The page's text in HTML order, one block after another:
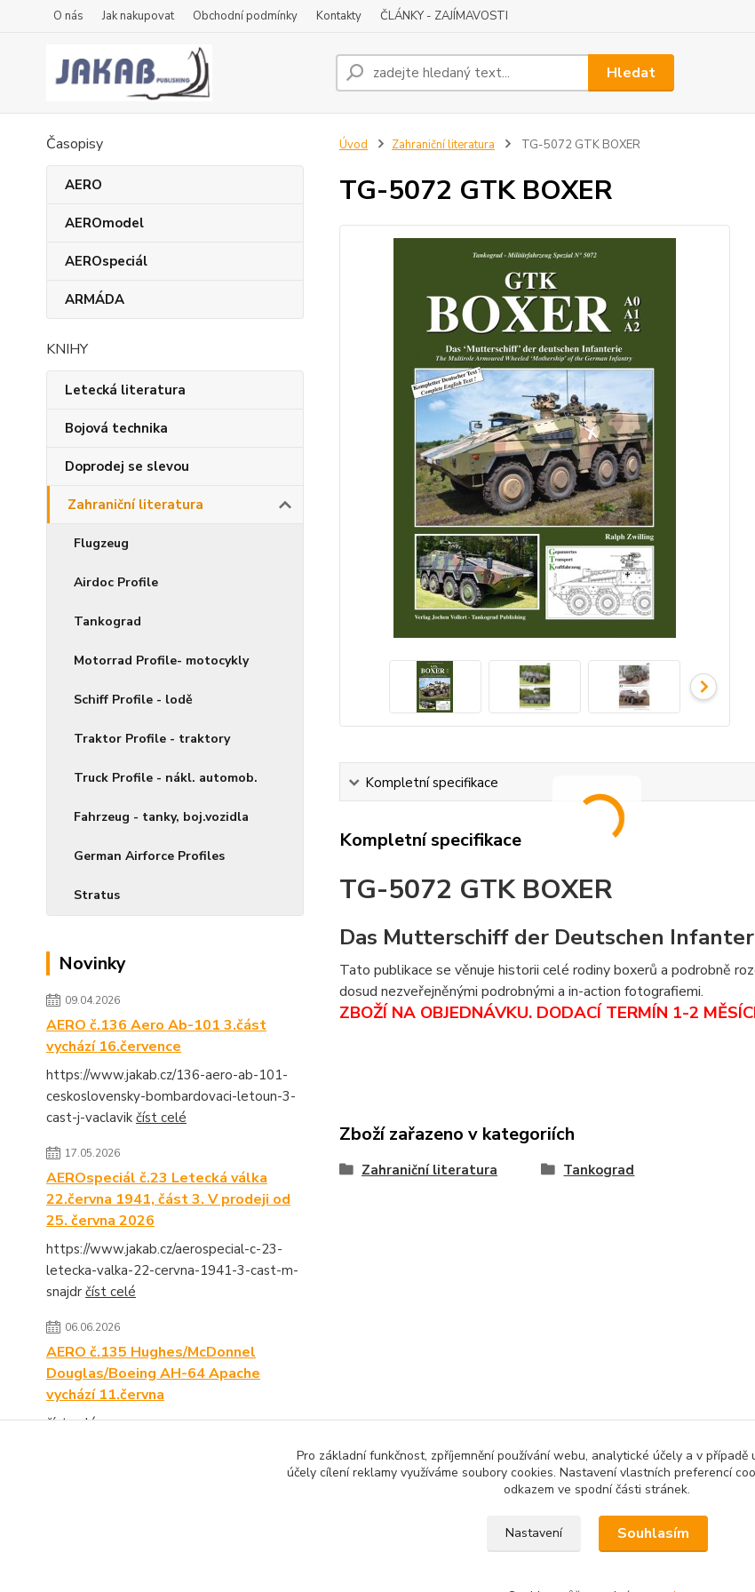
O nás Jak nakupovat Obchodní podmínky Kontakty ČLÁNKY - ZAJÍMAVOSTI
Hledat
Časopisy
AERO
AEROmodel
AEROspeciál
ARMÁDA
KNIHY
Letecká literatura
Bojová technika
Doprodej se slevou
Zahraniční literatura
Flugzeug
Airdoc Profile
Tankograd
Motorrad Profile- motocykly
Schiff Profile - lodě
Traktor Profile - traktory
Truck Profile - nákl. automob.
Fahrzeug - tanky, boj.vozidla
German Airforce Profiles
Stratus
Novinky
09.04.2026
AERO č.136 Aero Ab-101 3.část
vychází 16.července
https://www.jakab.cz/136-aero-ab-101-
ceskoslovensky-bombardovaci-letoun-3-
cast-j-vaclavik číst celé
17.05.2026
AEROspeciál č.23 Letecká válka
22.června 1941, část 3. V prodeji od
25. června 2026
https://www.jakab.cz/aerospecial-c-23-
letecka-valka-22-cervna-1941-3-cast-m-
snajdr číst celé
06.06.2026
AERO č.135 Hughes/McDonnel
Douglas/Boeing AH-64 Apache
vychází 11.června
číst celé
Úvod Zahraniční literatura TG-5072 GTK BOXER
TG-5072 GTK BOXER
Kompletní specifikace
Kompletní specifikace
TG-5072 GTK BOXER
Das Mutterschiff der Deutschen
Tato publikace se věnuje historii celé rodiny boxerů a podrobně
dosud nezveřejněnými podrobnými a in-action fotografiemi.
ZBOŽÍ NA OBJEDNÁVKU. DODACÍ TERMÍN 1-2
Zboží zařazeno v kategoriích
Zahraniční literatura Tankograd
Pro základní funkčnost, zpříjemnění používání webu, analytické účely a v
účely cílení reklamy využíváme soubory cookies. Nastavení vlastních preferencí
odkazem ve spodní části stránek.
Nastavení Souhlasím